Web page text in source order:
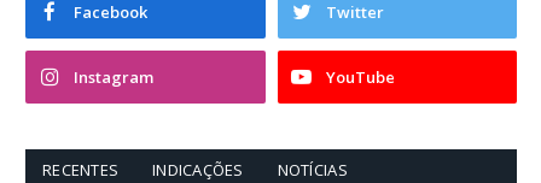
Facebook Twitter
Instagram YouTube
RECENTES INDICAÇÕES NOTÍCIAS